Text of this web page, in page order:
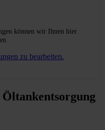
können wir Ihnen hier
zu bearbeiten.